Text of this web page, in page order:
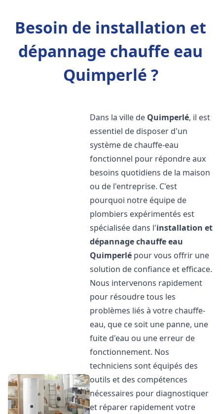
Besoin de installation et
dépannage chauffe eau
Quimperlé ?
Dans la ville de Quimperlé, il est
essentiel de disposer d'un
système de chauffe-eau
fonctionnel pour répondre aux
besoins quotidiens de la maison
ou de l'entreprise. C'est
pourquoi notre équipe de
plombiers expérimentés est
spécialisée dans l'installation et
dépannage chauffe eau
Quimperlé pour vous offrir une
solution de confiance et efficace.
Nous intervenons rapidement
pour résoudre tous les
problèmes liés à votre chauffe-
eau, que ce soit une panne, une
fuite d'eau ou une erreur de
fonctionnement. Nos
techniciens sont équipés des
outils et des compétences
nécessaires pour diagnostiquer
et réparer rapidement votre